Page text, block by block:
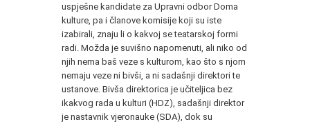
uspješne kandidate za Upravni odbor Doma
kulture, pa i članove komisije koji su iste
izabirali, znaju li o kakvoj se teatarskoj formi
radi. Možda je suvišno napomenuti, ali niko od
njih nema baš veze s kulturom, kao što s njom
nemaju veze ni bivši, a ni sadašnji direktori te
ustanove. Bivša direktorica je učiteljica bez
ikakvog rada u kulturi (HDZ), sadašnji direktor
je nastavnik vjeronauke (SDA), dok su